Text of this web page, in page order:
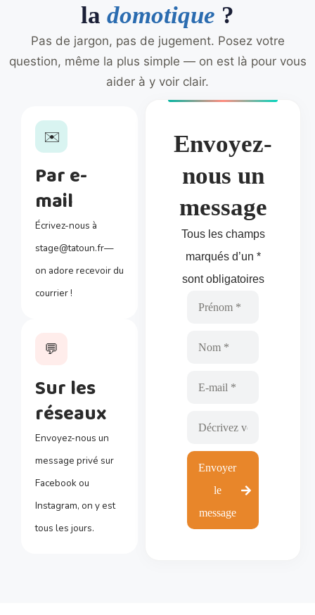
la domotique ?
Pas de jargon, pas de jugement. Posez votre
question, même la plus simple — on est là pour vous
aider à y voir clair.
✉️
Par e-
mail
Écrivez-nous à
stage@tatoun.fr—
on adore recevoir du
courrier !
💬
Sur les
réseaux
Envoyez-nous un
message privé sur
Facebook ou
Instagram, on y est
tous les jours.
Envoyez-
nous un
message
Tous les champs
marqués d’un *
sont obligatoires
Envoyer
le
message